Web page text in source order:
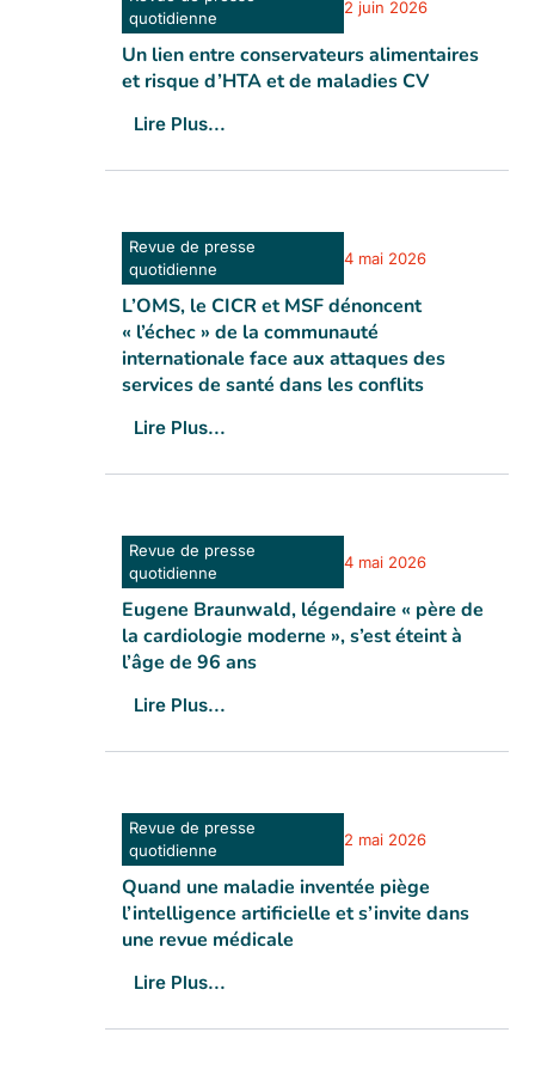
quotidienne
2 juin 2026
Un lien entre conservateurs alimentaires
et risque d’HTA et de maladies CV
Lire Plus...
Revue de presse
quotidienne
4 mai 2026
L’OMS, le CICR et MSF dénoncent
« l’échec » de la communauté
internationale face aux attaques des
services de santé dans les conflits
Lire Plus...
Revue de presse
quotidienne
4 mai 2026
Eugene Braunwald, légendaire « père de
la cardiologie moderne », s’est éteint à
l’âge de 96 ans
Lire Plus...
Revue de presse
quotidienne
2 mai 2026
Quand une maladie inventée piège
l’intelligence artificielle et s’invite dans
une revue médicale
Lire Plus...